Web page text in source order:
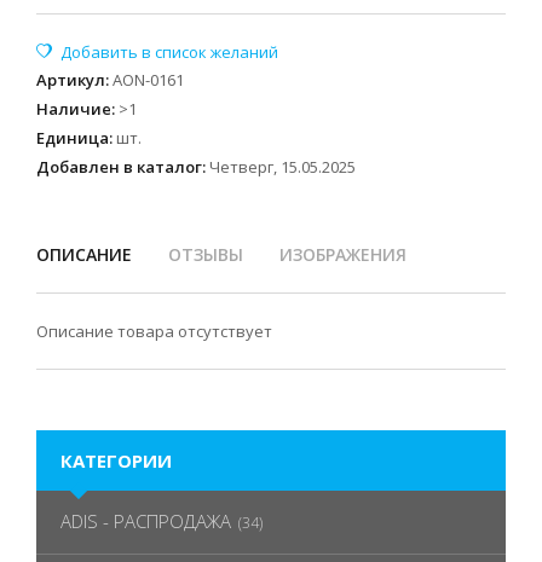
Артикул:AON-0161
Наличие: >1
Единица: шт.
Добавлен в каталог: Четверг, 15.05.2025
ОПИСАНИЕ ОТЗЫВЫ ИЗОБРАЖЕНИЯ
Описание товара отсутствует
КАТЕГОРИИ
ADIS - РАСПРОДАЖА (34)